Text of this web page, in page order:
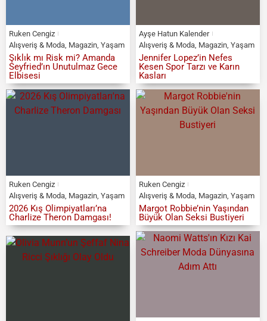
Ruken Cengiz
Alışveriş & Moda, Magazin, Yaşam
Şıklık mı Risk mi? Amanda
Seyfried’ın Unutulmaz Gece
Elbisesi
Ayşe Hatun Kalender
Alışveriş & Moda, Magazin, Yaşam
Jennifer Lopez’in Nefes
Kesen Spor Tarzı ve Karın
Kasları
Ruken Cengiz
Alışveriş & Moda, Magazin, Yaşam
2026 Kış Olimpiyatları’na
Charlize Theron Damgası!
Ruken Cengiz
Alışveriş & Moda, Magazin, Yaşam
Margot Robbie’nin Yaşından
Büyük Olan Seksi Bustiyeri